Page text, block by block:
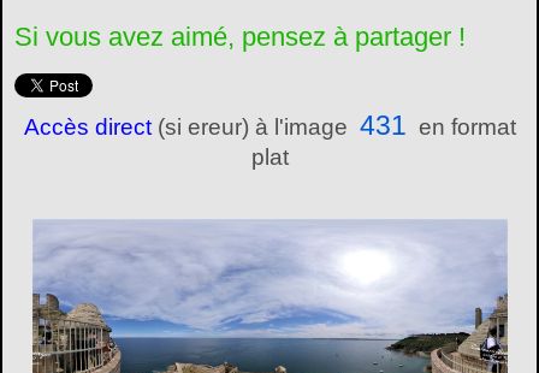
Si vous avez aimé, pensez à partager !
Accès direct(si ereur) à l'image 431 en format
plat